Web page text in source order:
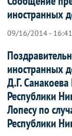
иностранных
09/16/2014 - 16:41
иностранных
Д.Г.
Республики
Лопесу по
Республики